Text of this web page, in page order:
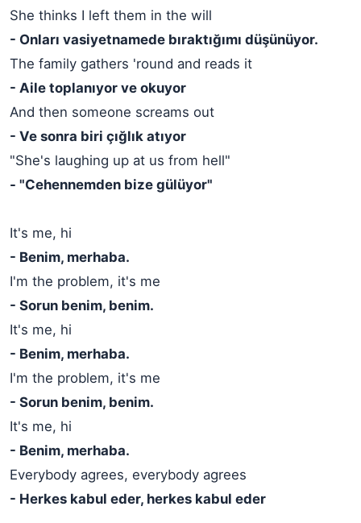
She thinks I left them in the will
- Onları vasiyetnamede bıraktığımı düşünüyor.
The family gathers 'round and reads it
- Aile toplanıyor ve okuyor
And then someone screams out
- Ve sonra biri çığlık atıyor
"She's laughing up at us from hell"
- "Cehennemden bize gülüyor"
It's me, hi
- Benim, merhaba.
I'm the problem, it's me
- Sorun benim, benim.
It's me, hi
- Benim, merhaba.
I'm the problem, it's me
- Sorun benim, benim.
It's me, hi
- Benim, merhaba.
Everybody agrees, everybody agrees
- Herkes kabul eder, herkes kabul eder